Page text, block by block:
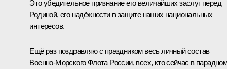
Это убедительное признание его величайших заслуг перед
Родиной, его надёжности в защите наших национальных
интересов.
Ещё раз поздравляю с праздником весь личный состав
Военно-Морского Флота России, всех, кто сейчас в